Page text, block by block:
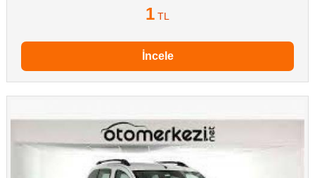
1 TL
İncele